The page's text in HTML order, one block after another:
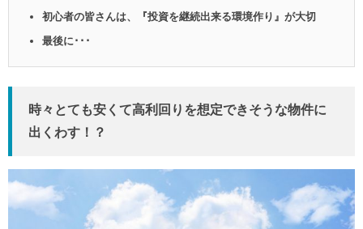
初心者の皆さんは、『投資を継続出来る環境作り』が大切
最後に･･･
時々とても安くて高利回りを想定できそうな物件に
出くわす！？